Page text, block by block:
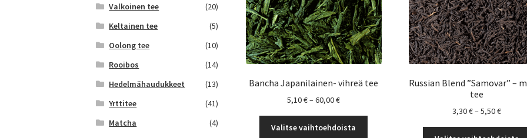
Bancha Japanilainen- vihreä tee
5,10€–60,00€Hintaluokka:
-
Valitse vaihtoehdoista
Russian Blend ”Samovar” –
tee
3,30€–5,50€
Valkoinen tee
(20)
Keltainen tee
(5)
Oolong tee
(10)
Rooibos
(14)
Hedelmähaudukkeet
(13)
Yrttitee
(41)
Matcha
(4)